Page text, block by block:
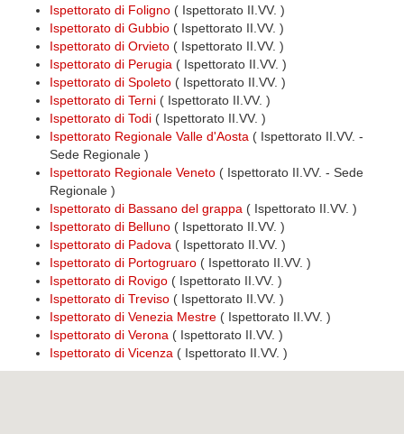
Ispettorato di Foligno ( Ispettorato II.VV. )
Ispettorato di Gubbio ( Ispettorato II.VV. )
Ispettorato di Orvieto ( Ispettorato II.VV. )
Ispettorato di Perugia ( Ispettorato II.VV. )
Ispettorato di Spoleto ( Ispettorato II.VV. )
Ispettorato di Terni ( Ispettorato II.VV. )
Ispettorato di Todi ( Ispettorato II.VV. )
Ispettorato Regionale Valle d'Aosta ( Ispettorato II.VV. -
Sede Regionale )
Ispettorato Regionale Veneto ( Ispettorato II.VV. - Sede
Regionale )
Ispettorato di Bassano del grappa ( Ispettorato II.VV. )
Ispettorato di Belluno ( Ispettorato II.VV. )
Ispettorato di Padova ( Ispettorato II.VV. )
Ispettorato di Portogruaro ( Ispettorato II.VV. )
Ispettorato di Rovigo ( Ispettorato II.VV. )
Ispettorato di Treviso ( Ispettorato II.VV. )
Ispettorato di Venezia Mestre ( Ispettorato II.VV. )
Ispettorato di Verona ( Ispettorato II.VV. )
Ispettorato di Vicenza ( Ispettorato II.VV. )